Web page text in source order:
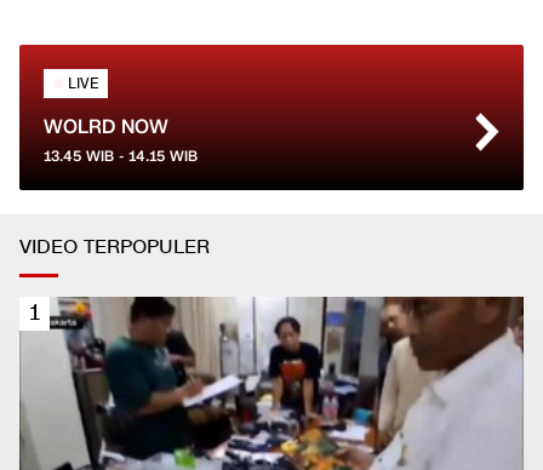
LIVE
WOLRD NOW
13.45 WIB - 14.15 WIB
VIDEO TERPOPULER
1